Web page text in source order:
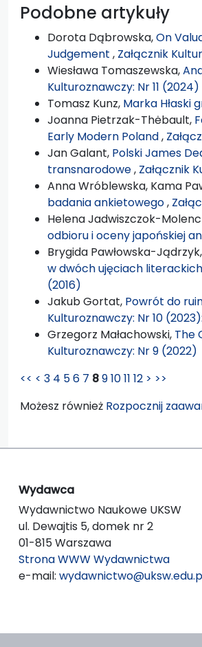
Podobne artykuły
Dorota Dąbrowska,On
Judgement , Załącznik
Wiesława Tomaszewska,
Kulturoznawczy: Nr 11 (2024)
Tomasz Kunz, Marka Hłaski
Joanna Pietrzak-Thėbault,
Early Modern Poland,
Jan Galant, Polski James
transnarodowe, Załącznik
Anna Wróblewska, Kama
badania ankietowego,
Helena Jadwiszczok-
odbioru i oceny japońskiej
Brygida Pawłowska-Jądrzyk,
w dwóch ujęciach
(2016)
Jakub Gortat, Powrót do
Kulturoznawczy: Nr 10
Grzegorz Małachowski, The
Kulturoznawczy: Nr 9 (2022)
<< < 3 4 56 7 891011 12 > >>
Możesz również Rozpocznij
Wydawca
Wydawnictwo Naukowe UKSW
ul. Dewajtis 5, domek nr 2
01-815 Warszawa
Strona WWW Wydawnictwa
e-mail: